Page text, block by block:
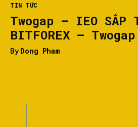
TIN TỨC
Twogap – IEO SẮP
BITFOREX –
By Dong Pham